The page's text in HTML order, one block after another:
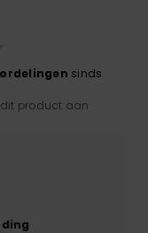
sinds
dit product aan